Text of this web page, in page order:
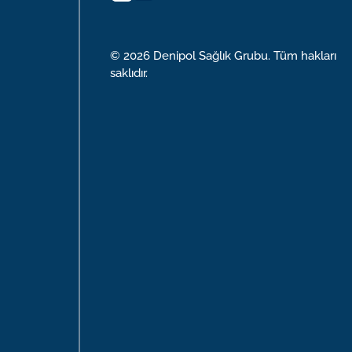
Uzm. Dr. Mehmet AYDINLI
© 2026 Denipol Sağlık Grubu. Tüm hakları
saklıdır.